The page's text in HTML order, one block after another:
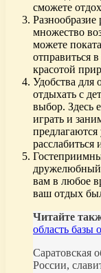
сможете
множество
можете
отправиться
красотой
Удобства для
отдыхать с
выбор. Здесь
играть и
расслабиться
дружелюбный
вам в любое
ваш отдых
Читайте
область базы
Саратовская
России,